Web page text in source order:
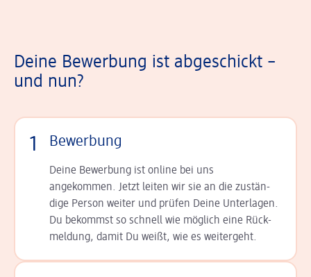
Deine Bewerbung ist abgeschickt –
und nun?
1 Bewerbung
Deine Bewerbung ist online bei uns
angekommen. Jetzt leiten wir sie an die zu­stän­
dige Person weiter und prüfen Deine Unterlagen.
Du bekommst so schnell wie möglich eine Rück­
meldung, damit Du weißt, wie es weitergeht.